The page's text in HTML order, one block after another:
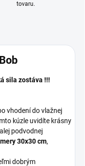
tovaru.
sila zostáva !!!
vhodení do vlažnej
kúzle uvidíte krásny
podvodnej
30x30 cm,
dobrým